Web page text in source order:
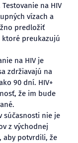
na HIV
vízach a
predložiť
preukazujú
na HIV je
zdržiavajú na
90 dní. HIV+
že im bude
súčasnosti nie je
z východnej
aby potvrdili, že